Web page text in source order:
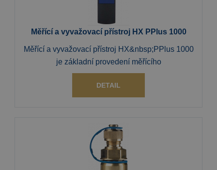
Měřící a vyvažovací přístroj HX PPlus 1000
Měřící a vyvažovací přístroj HX&nbsp;PPlus 1000
je základní provedení měřícího
DETAIL